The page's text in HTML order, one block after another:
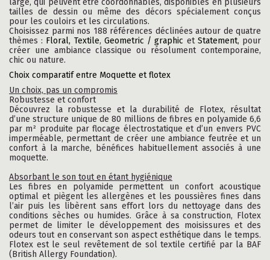
tailles de dessin ou même des décors spécialement conçus
pour les couloirs et les circulations.
Choisissez parmi nos 188 références déclinées autour de quatre
thèmes : Floral, Textile, Geometric / graphic et Statement, pour
créer une ambiance classique ou résolument contemporaine,
chic ou nature.
Choix comparatif entre Moquette et flotex
Un choix, pas un compromis
Robustesse et confort
Découvrez la robustesse et la durabilité de Flotex, résultat
d’une structure unique de 80 millions de fibres en polyamide 6,6
par m² produite par flocage électrostatique et d’un envers PVC
imperméable, permettant de créer une ambiance feutrée et un
confort à la marche, bénéfices habituellement associés à une
moquette.
Absorbant le son tout en étant hygiénique
Les fibres en polyamide permettent un confort acoustique
optimal et piègent les allergènes et les poussières fines dans
l’air puis les libèrent sans effort lors du nettoyage dans des
conditions sèches ou humides. Grâce à sa construction, Flotex
permet de limiter le développement des moisissures et des
odeurs tout en conservant son aspect esthétique dans le temps.
Flotex est le seul revêtement de sol textile certifié par la BAF
(British Allergy Foundation).